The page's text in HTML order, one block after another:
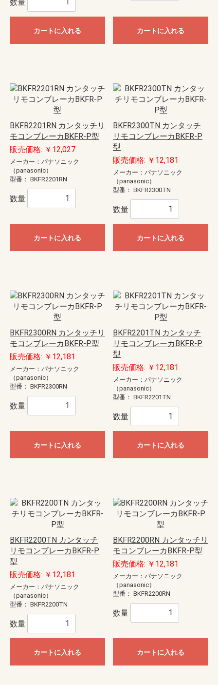
カートに入れる カートに入れる
BKFR2201RN カンタッチリ
モコンブレーカBKFR-P型
販売価格: ￥12,027
メーカー：パナソニック
（panasonic）
型番： BKFR2201RN
数量
カートに入れる
BKFR2300TN カンタッチ
リモコンブレーカBKFR-P
型
販売価格: ￥12,181
メーカー：パナソニック
（panasonic）
型番： BKFR2300TN
数量
カートに入れる
BKFR2300RN カンタッチリ
モコンブレーカBKFR-P型
販売価格: ￥12,181
メーカー：パナソニック
（panasonic）
型番： BKFR2300RN
数量
カートに入れる
BKFR2201TN カンタッチ
リモコンブレーカBKFR-P
型
販売価格: ￥12,181
メーカー：パナソニック
（panasonic）
型番： BKFR2201TN
数量
カートに入れる
BKFR2200TN カンタッチ
リモコンブレーカBKFR-P
型
販売価格: ￥12,181
メーカー：パナソニック
（panasonic）
型番： BKFR2200TN
数量
カートに入れる
BKFR2200RN カンタッチリ
モコンブレーカBKFR-P型
販売価格: ￥12,181
メーカー：パナソニック
（panasonic）
型番： BKFR2200RN
数量
カートに入れる